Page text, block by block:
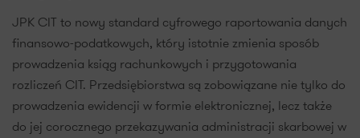
JPK CIT to nowy standard cyfrowego raportowania danych
finansowo-podatkowych, który istotnie zmienia sposób
prowadzenia ksiąg rachunkowych i przygotowania
rozliczeń CIT. Przedsiębiorstwa są zobowiązane nie tylko do
prowadzenia ewidencji w formie elektronicznej, lecz także
do jej corocznego przekazywania administracji skarbowej w